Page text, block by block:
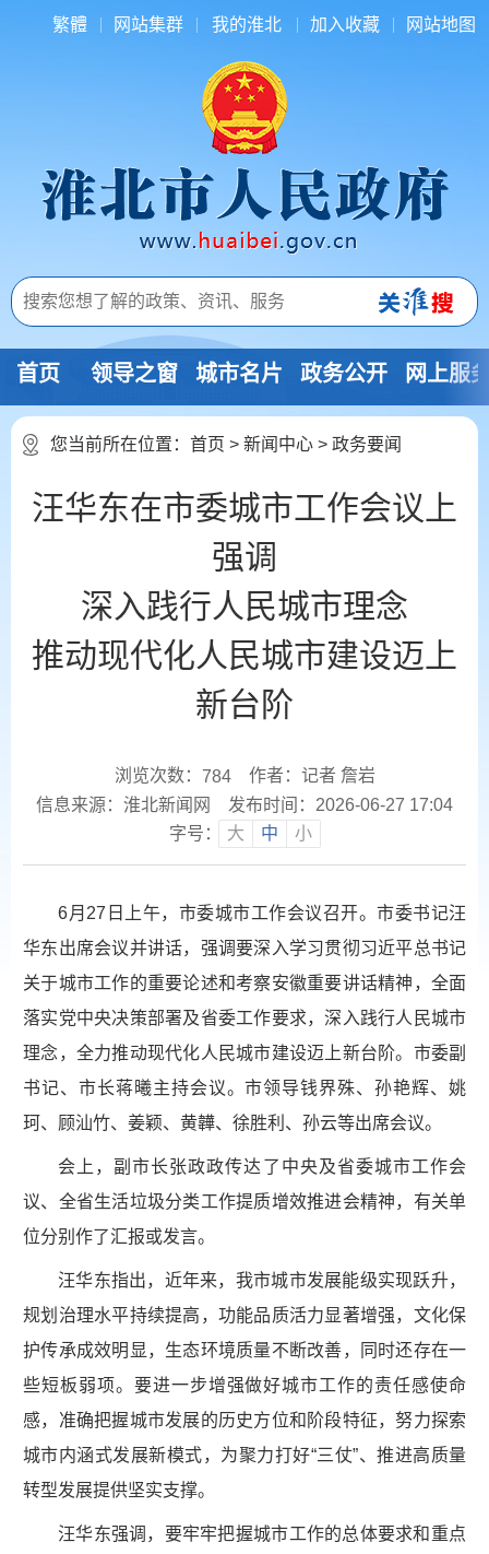
繁體 网站集群 我的淮北 加入收藏 网站地图
首页 领导之窗 城市名片 政务公开 网上服
您当前所在位置： 首页 > 新闻中心 > 政务要闻
汪华东在市委城市工作会议上
强调
深入践行人民城市理念
推动现代化人民城市建设迈上
新台阶
浏览次数： 784
作者：记者 詹岩
信息来源：淮北新闻网
发布时间：2026-06-27 17:04
字号：
大 中 小
6月27日上午，市委城市工作会议召开。市委书记汪
华东出席会议并讲话，强调要深入学习贯彻习近平总书记
关于城市工作的重要论述和考察安徽重要讲话精神，全面
落实党中央决策部署及省委工作要求，深入践行人民城市
理念，全力推动现代化人民城市建设迈上新台阶。市委副
书记、市长蒋曦主持会议。市领导钱界殊、孙艳辉、姚
珂、顾汕竹、姜颖、黄韡、徐胜利、孙云等出席会议。
会上，副市长张政政传达了中央及省委城市工作会
议、全省生活垃圾分类工作提质增效推进会精神，有关单
位分别作了汇报或发言。
汪华东指出，近年来，我市城市发展能级实现跃升，
规划治理水平持续提高，功能品质活力显著增强，文化保
护传承成效明显，生态环境质量不断改善，同时还存在一
些短板弱项。要进一步增强做好城市工作的责任感使命
感，准确把握城市发展的历史方位和阶段特征，努力探索
城市内涵式发展新模式，为聚力打好“三仗”、推进高质量
转型发展提供坚实支撑。
汪华东强调，要牢牢把握城市工作的总体要求和重点